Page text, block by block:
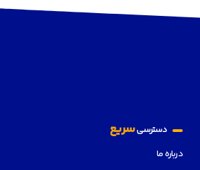
دسترسیسریع
درباره ما